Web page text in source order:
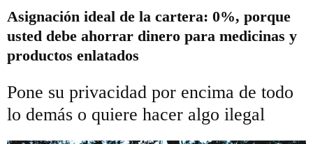
Asignación ideal de la cartera: 0%, porque
usted debe ahorrar dinero para medicinas y
productos enlatados
Pone su privacidad por encima de todo
lo demás o quiere hacer algo ilegal